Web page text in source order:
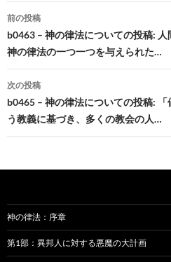
投
稿
ナ
ビ
ゲ
ー
ン
前の投稿
b0463 – 神の律法についての投稿: 人
神の律法の一つ一つを与えられた…
次の投稿
b0465 – 神の律法についての投稿:
う教義に基づき、多くの教会の人…
神の律法：序章
第1部：異邦人に対する悪魔の大計画